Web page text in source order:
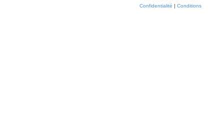
Confidentialité | Conditions